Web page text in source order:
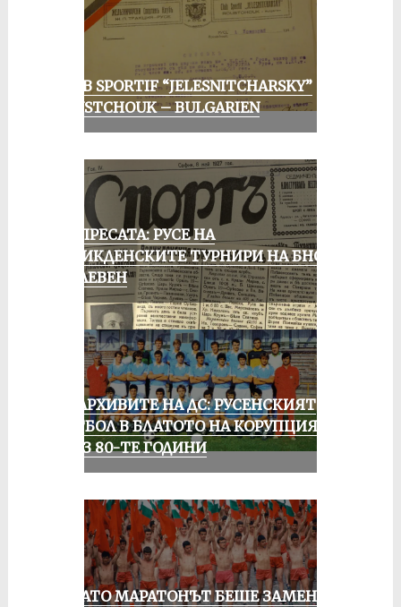
CLUB SPORTIF “JELESNITCHARSKY”
ROUSTCHOUK – BULGARIEN
ОТ ПРЕСАТА: РУСЕ НА
ВЕЛИКДЕНСКИТЕ ТУРНИРИ НА БНСФ
В ПЛЕВЕН
ИЗ АРХИВИТЕ НА ДС: РУСЕНСКИЯТ
ФУТБОЛ В БЛАТОТО НА КОРУПЦИЯТА
ПРЕЗ 80-ТЕ ГОДИНИ
КОГАТО МАРАТОНЪТ БЕШЕ ЗАМЕНЕН